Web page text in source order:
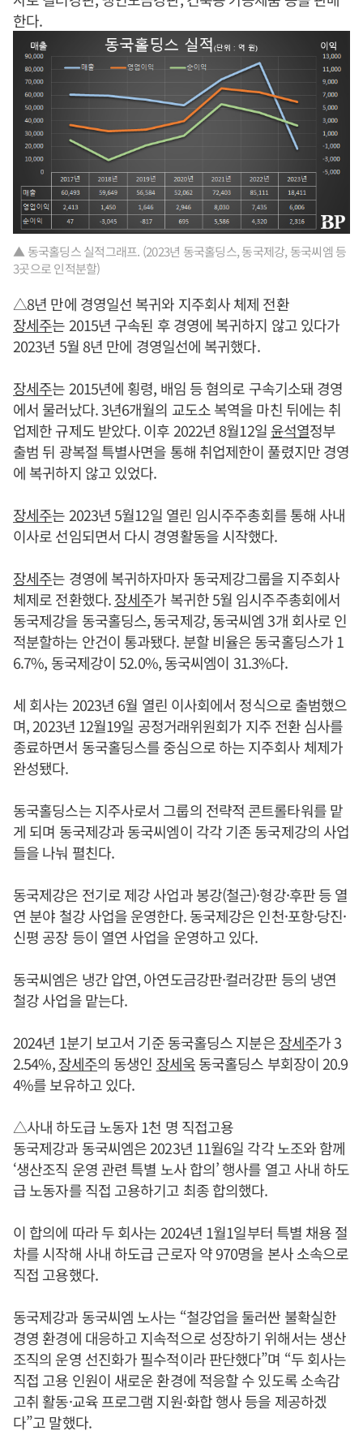
한다.
▲ 동국홀딩스 실적그래프. (2023년 동국홀딩스, 동국제강, 동국씨엠 등
3곳으로 인적분할)
△8년 만에 경영일선 복귀와 지주회사 체제 전환
장세주는 2015년 구속된 후 경영에 복귀하지 않고 있다가
2023년 5월 8년 만에 경영일선에 복귀했다.
장세주는 2015년에 횡령, 배임 등 혐의로 구속기소돼 경영
에서 물러났다. 3년6개월의 교도소 복역을 마친 뒤에는 취
업제한 규제도 받았다. 이후 2022년 8월12일 윤석열정부
출범 뒤 광복절 특별사면을 통해 취업제한이 풀렸지만 경영
에 복귀하지 않고 있었다.
장세주는 2023년 5월12일 열린 임시주주총회를 통해 사내
이사로 선임되면서 다시 경영활동을 시작했다.
장세주는 경영에 복귀하자마자 동국제강그룹을 지주회사
체제로 전환했다.장세주가 복귀한 5월 임시주주총회에서
동국제강을 동국홀딩스, 동국제강, 동국씨엠 3개 회사로 인
적분할하는 안건이 통과됐다. 분할 비율은 동국홀딩스가 1
6.7%, 동국제강이 52.0%, 동국씨엠이 31.3%다.
세 회사는 2023년 6월 열린 이사회에서 정식으로 출범했으
며, 2023년 12월19일 공정거래위원회가 지주 전환 심사를
종료하면서 동국홀딩스를 중심으로 하는 지주회사 체제가
완성됐다.
동국홀딩스는 지주사로서 그룹의 전략적 콘트롤타워를 맡
게 되며 동국제강과 동국씨엠이 각각 기존 동국제강의 사업
들을 나눠 펼친다.
동국제강은 전기로 제강 사업과 봉강(철근)·형강·후판 등 열
연 분야 철강 사업을 운영한다. 동국제강은 인천·포항·당진·
신평 공장 등이 열연 사업을 운영하고 있다.
동국씨엠은 냉간 압연, 아연도금강판·컬러강판 등의 냉연
철강 사업을 맡는다.
2024년 1분기 보고서 기준 동국홀딩스 지분은장세주가 3
2.54%,장세주의 동생인 장세욱동국홀딩스 부회장이 20.9
4%를 보유하고 있다.
△사내 하도급 노동자 1천 명 직접고용
동국제강과 동국씨엠은 2023년 11월6일 각각 노조와 함께
‘생산조직 운영 관련 특별 노사 합의’ 행사를 열고 사내 하도
급 노동자를 직접 고용하기고 최종 합의했다.
이 합의에 따라 두 회사는 2024년 1월1일부터 특별 채용 절
차를 시작해 사내 하도급 근로자 약 970명을 본사 소속으로
직접 고용했다.
동국제강과 동국씨엠 노사는 “철강업을 둘러싼 불확실한
경영 환경에 대응하고 지속적으로 성장하기 위해서는 생산
조직의 운영 선진화가 필수적이라 판단했다”며 “두 회사는
직접 고용 인원이 새로운 환경에 적응할 수 있도록 소속감
고취 활동·교육 프로그램 지원·화합 행사 등을 제공하겠
다”고 말했다.